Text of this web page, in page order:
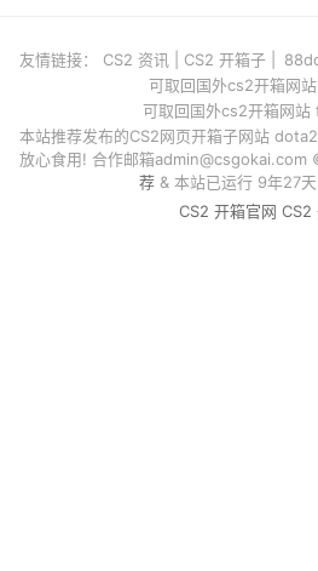
友情链接： CS2 资讯 CS2 开箱子
可取回国外cs2开箱网
可取回国外cs2开箱网站
本站推荐发布的CS2网页开箱子网站
放心食用! 合作邮箱admin@csgokai.com
荐 & 本站已运行 9年27
CS2 开箱官网 CS2